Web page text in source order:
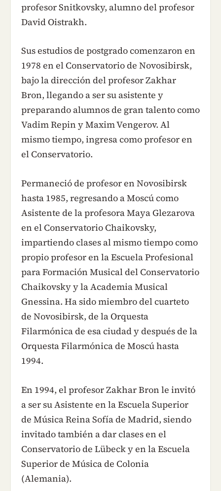
profesor Snitkovsky, alumno del profesor
David Oistrakh.
Sus estudios de postgrado comenzaron en
1978 en el Conservatorio de Novosibirsk,
bajo la dirección del profesor Zakhar
Bron, llegando a ser su asistente y
preparando alumnos de gran talento como
Vadim Repin y Maxim Vengerov. Al
mismo tiempo, ingresa como profesor en
el Conservatorio.
Permaneció de profesor en Novosibirsk
hasta 1985, regresando a Moscú como
Asistente de la profesora Maya Glezarova
en el Conservatorio Chaikovsky,
impartiendo clases al mismo tiempo como
propio profesor en la Escuela Profesional
para Formación Musical del Conservatorio
Chaikovsky y la Academia Musical
Gnessina. Ha sido miembro del cuarteto
de Novosibirsk, de la Orquesta
Filarmónica de esa ciudad y después de la
Orquesta Filarmónica de Moscú hasta
1994.
En 1994, el profesor Zakhar Bron le invitó
a ser su Asistente en la Escuela Superior
de Música Reina Sofía de Madrid, siendo
invitado también a dar clases en el
Conservatorio de Lübeck y en la Escuela
Superior de Música de Colonia
(Alemania).